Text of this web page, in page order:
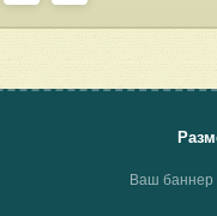
Ваш баннер